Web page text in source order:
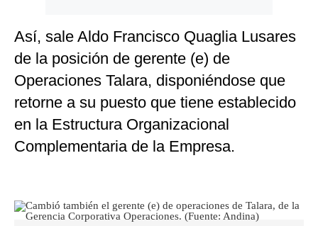
Así, sale Aldo Francisco Quaglia Lusares
de la posición de gerente (e) de
Operaciones Talara, disponiéndose que
retorne a su puesto que tiene establecido
en la Estructura Organizacional
Complementaria de la Empresa.